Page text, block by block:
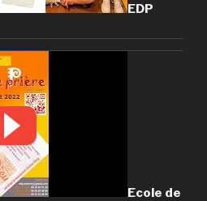
EDP
Ecole de